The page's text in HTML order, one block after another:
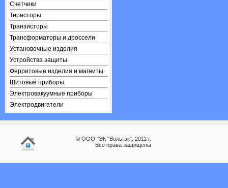
Счетчики
Тиристоры
Транзисторы
Трансформаторы и дроссели
Установочные изделия
Устройства защиты
Ферритовые изделия и магниты
Щитовые приборы
Электровакуумные приборы
Электродвигатели
© ООО "ЭК "Вольтэк". 2011 г.
Все права защищены